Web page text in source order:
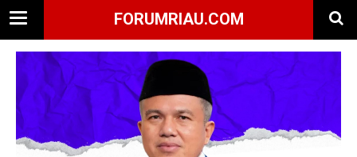
FORUMRIAU.COM